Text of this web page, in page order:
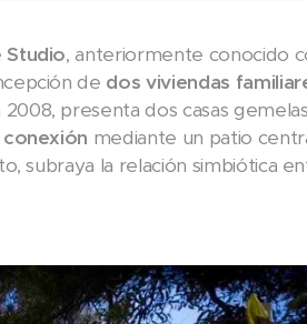
Studio, anteriormente conocido
de dos viviendas
presenta dos casas
mediante un patio
subraya la relación simbiótica